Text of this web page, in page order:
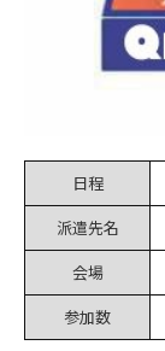
日程
派遣先名
会場
参加数